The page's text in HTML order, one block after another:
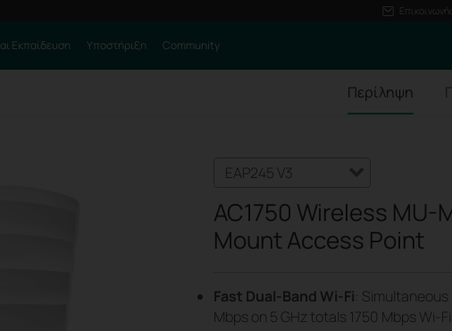
Εκπαίδευση Υποστήριξη Community
Περίληψη
EAP245 V3
AC1750 Wireless MU-
Mount Access Point
Fast Dual-Band Wi-Fi: Simultaneous
Mbps on 5 GHz totals 1750 Mbps Wi-